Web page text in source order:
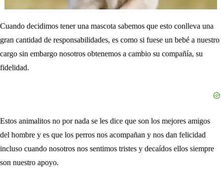
Cuando decidimos tener una mascota sabemos que esto conlleva una
gran cantidad de responsabilidades, es como si fuese un bebé a nuestro
cargo sin embargo nosotros obtenemos a cambio su compañía, su
fidelidad.
Estos animalitos no por nada se les dice que son los mejores amigos
del hombre y es que los perros nos acompañan y nos dan felicidad
incluso cuando nosotros nos sentimos tristes y decaídos ellos siempre
son nuestro apoyo.